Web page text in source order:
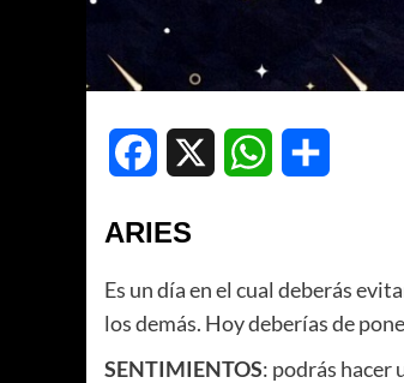
Facebook WhatsApp
ARIES
Es un día en el cual deberás
los demás. Hoy deberías de
SENTIMIENTOS: podrás hacer